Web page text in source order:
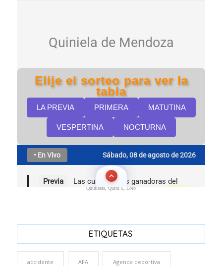
Quinielas, Quini 6, Loto
ETIQUETAS
accidente AFA Agenda deportiva